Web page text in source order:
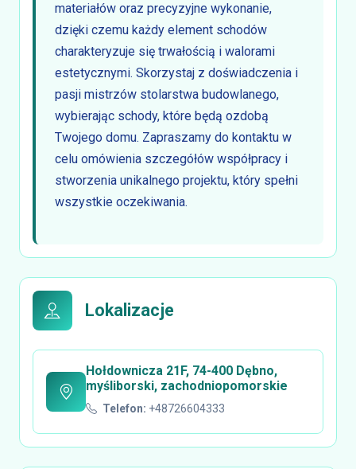
materiałów oraz precyzyjne wykonanie,
dzięki czemu każdy element schodów
charakteryzuje się trwałością i walorami
estetycznymi. Skorzystaj z doświadczenia i
pasji mistrzów stolarstwa budowlanego,
wybierając schody, które będą ozdobą
Twojego domu. Zapraszamy do kontaktu w
celu omówienia szczegółów współpracy i
stworzenia unikalnego projektu, który spełni
wszystkie oczekiwania.
Lokalizacje
Hołdownicza 21F, 74-400 Dębno,
myśliborski, zachodniopomorskie
Telefon: +48726604333